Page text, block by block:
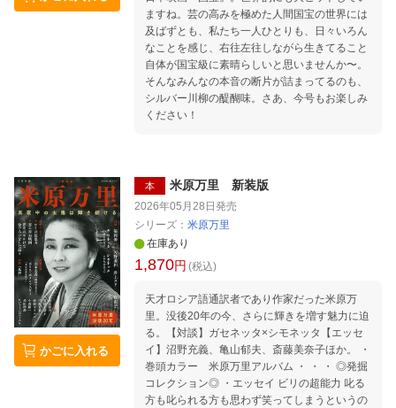
次 繁茂する世界に向けて 堀千晶 『千年の愉
楽』の神話 〈外〉の音楽 松田樹 愛の作家
中上文学における垂直性と水平性 住本麻子 普
通に読むなら 今井亮一 中上健次をふんわりと
グローバルにつなぐために 野浪行彦 中上健次
とふりかえる昭和一〇一年 浅野麗 一統の
「垢」 中上健次『野性の火炎樹』 菊井崇史
木の国・根の国物語／鳳仙花／千年の愉楽／地
の果て 至上の時／日輪の翼／熊野集／野性の火
炎樹／奇蹟／讃歌／異族 中上健次略年譜
ますね。芸の高みを極めた人間国宝の世界には
及ばずとも、私たち一人ひとりも、日々いろん
なことを感じ、右往左往しながら生きてること
自体が国宝級に素晴らしいと思いませんか〜。
そんなみんなの本音の断片が詰まってるのも、
シルバー川柳の醍醐味。さあ、今号もお楽しみ
ください！
かごに入れる
本 米原万里 新装版
2026年05月28日 発売
シリーズ： 米原万里
在庫あり
1,870円 (税込)
天才ロシア語通訳者であり作家だった米原万
里。没後20年の今、さらに輝きを増す魅力に迫
る。【対談】ガセネッタ×シモネッタ【エッセ
イ】沼野充義、亀山郁夫、斎藤美奈子ほか。 ・
巻頭カラー 米原万里アルバム ・ ・ ・ ◎発掘
コレクション◎ ・エッセイ ビリの超能力 叱る
方も叱られる方も思わず笑ってしまうというの